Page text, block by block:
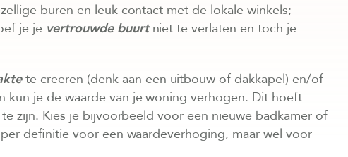
buren en leuk contact met de lokale winkels;
je je vertrouwde buurtniet te verlaten en toch je
te creëren (denk aan een uitbouw of dakkapel) en/of
kun je de waarde van je woning verhogen. Dit hoeft
zijn. Kies je bijvoorbeeld voor een nieuwe badkamer of
definitie voor een waardeverhoging, maar wel voor